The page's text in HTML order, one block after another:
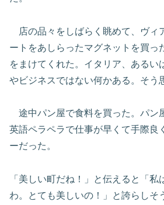
店の品々をしばらく眺めて、ヴィ
ートをあしらったマグネットを買っ
をまけてくれた。イタリア、あるい
やビジネスではない何かある。そう
途中パン屋で食料を買った。パン
英語ペラペラで仕事が早くて手際良
ーだった。
「美しい町だね！」と伝えると「私
わ。とても美しいの！」と誇らしそ